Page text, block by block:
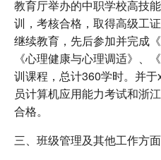
教育厅举办的中职学校高技
训，考核合格，取得高级工
继续教育，先后参加并完成
《心理健康与心理调适》、
训课程，总计360学时。并
员计算机应用能力考试和浙
合格。
三、班级管理及其他工作方面